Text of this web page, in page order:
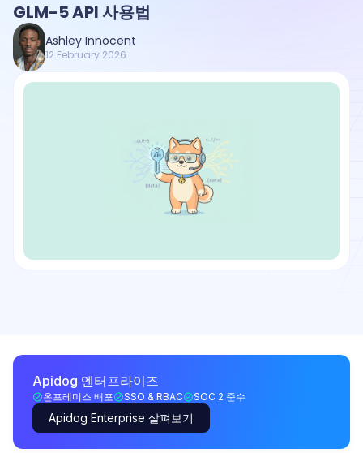
GLM-5 API 사용법
Ashley Innocent
12 February 2026
Apidog 엔터프라이즈
온프레미스 배포 SSO & RBAC SOC 2 준수
Apidog Enterprise 살펴보기